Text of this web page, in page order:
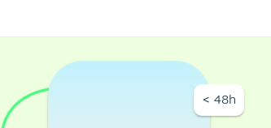
< 48h